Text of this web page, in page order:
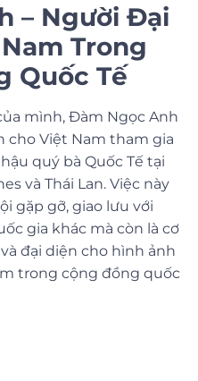
– Người Đại
Trong
Quốc Tế
mình, Đàm Ngọc Anh
cho Việt Nam tham gia
quý bà Quốc Tế tại
và Thái Lan. Việc này
gặp gỡ, giao lưu với
gia khác mà còn là cơ
đại diện cho hình ảnh
trong cộng đồng quốc